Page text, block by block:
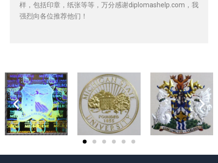
样，包括印章，纸张等等，万分感谢diplomashelp.com，我
强烈向各位推荐他们！